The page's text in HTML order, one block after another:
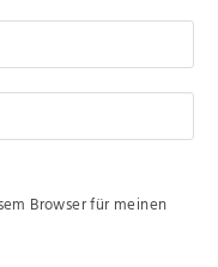
Browser für meinen